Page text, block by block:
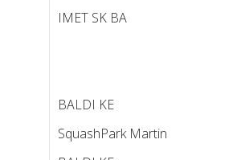
IMET SK BA
BALDI KE
SquashPark Martin